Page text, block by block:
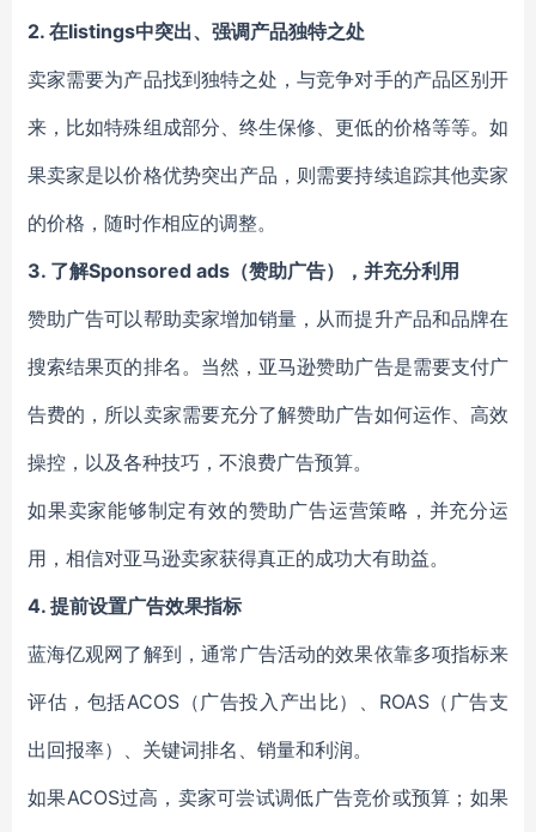
2. 在listings中突出、强调产品独特之处
卖家需要为产品找到独特之处，与竞争对手的产品区别开
来，比如特殊组成部分、终生保修、更低的价格等等。如
果卖家是以价格优势突出产品，则需要持续追踪其他卖家
的价格，随时作相应的调整。
3. 了解Sponsored ads（赞助广告），并充分利用
赞助广告可以帮助卖家增加销量，从而提升产品和品牌在
搜索结果页的排名。当然，亚马逊赞助广告是需要支付广
告费的，所以卖家需要充分了解赞助广告如何运作、高效
操控，以及各种技巧，不浪费广告预算。
如果卖家能够制定有效的赞助广告运营策略，并充分运
用，相信对亚马逊卖家获得真正的成功大有助益。
4. 提前设置广告效果指标
蓝海亿观网了解到，通常广告活动的效果依靠多项指标来
评估，包括ACOS（广告投入产出比）、ROAS（广告支
出回报率）、关键词排名、销量和利润。
如果ACOS过高，卖家可尝试调低广告竞价或预算；如果